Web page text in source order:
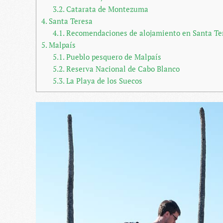
3.2.Catarata de Montezuma
4. Santa Teresa
4.1.Recomendaciones de alojamiento en Santa
5. Malpaís
5.1.Pueblo pesquero de Malpaís
5.2.Reserva Nacional de Cabo Blanco
5.3.La Playa de los Suecos